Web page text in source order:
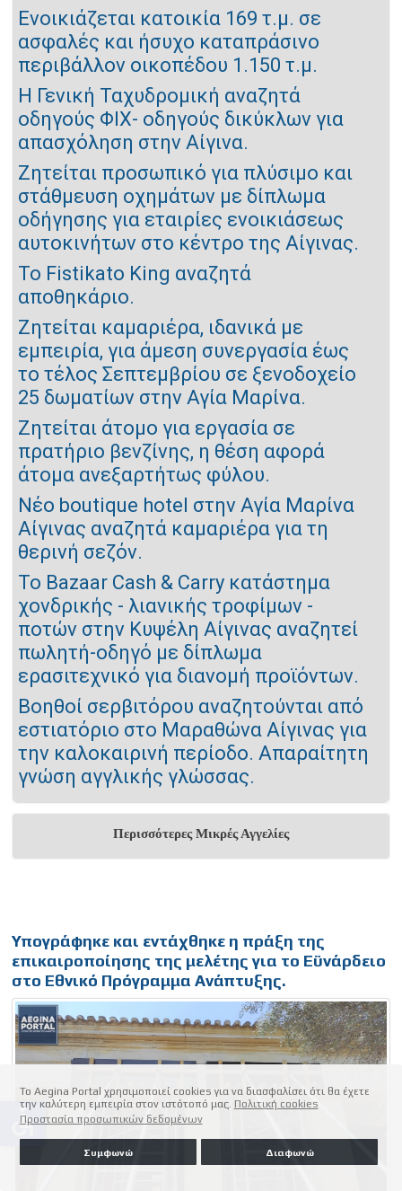
Το Aegina Portal χρησιμοποιεί cookies για να διασφαλίσει ότι θα έχετε
την καλύτερη εμπειρία στον ιστότοπό μας. Πολιτική cookies
Προστασία προσωπικών δεδομένων
Συμφωνώ Διαφωνώ
Υπογράφηκε και εντάχθηκε η πράξη της
επικαιροποίησης της μελέτης για το Εϋνάρδειο
στο Εθνικό Πρόγραμμα Ανάπτυξης.
Ενοικιάζεται κατοικία 169 τ.μ. σε
ασφαλές και ήσυχο καταπράσινο
περιβάλλον οικοπέδου 1.150 τ.μ.
Η Γενική Ταχυδρομική αναζητά
οδηγούς ΦΙΧ- οδηγούς δικύκλων για
απασχόληση στην Αίγινα.
Ζητείται προσωπικό για πλύσιμο και
στάθμευση οχημάτων με δίπλωμα
οδήγησης για εταιρίες ενοικιάσεως
αυτοκινήτων στο κέντρο της Αίγινας.
Το Fistikato King αναζητά
αποθηκάριο.
Ζητείται καμαριέρα, ιδανικά με
εμπειρία, για άμεση συνεργασία έως
το τέλος Σεπτεμβρίου σε ξενοδοχείο
25 δωματίων στην Αγία Μαρίνα.
Ζητείται άτομο για εργασία σε
πρατήριο βενζίνης, η θέση αφορά
άτομα ανεξαρτήτως φύλου.
Νέο boutique hotel στην Αγία Μαρίνα
Αίγινας αναζητά καμαριέρα για τη
θερινή σεζόν.
Το Bazaar Cash & Carry κατάστημα
χονδρικής - λιανικής τροφίμων -
ποτών στην Κυψέλη Αίγινας αναζητεί
πωλητή-οδηγό με δίπλωμα
ερασιτεχνικό για διανομή προϊόντων.
Βοηθοί σερβιτόρου αναζητούνται από
εστιατόριο στο Μαραθώνα Αίγινας για
την καλοκαιρινή περίοδο. Απαραίτητη
γνώση αγγλικής γλώσσας.
Περισσότερες Μικρές Αγγελίες
accessible